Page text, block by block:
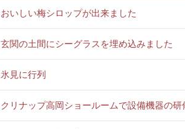
おいしい梅シロップが出来ました
玄関の土間にシーグラスを埋め込みました
氷見に行列
クリナップ高岡ショールームで設備機器の研